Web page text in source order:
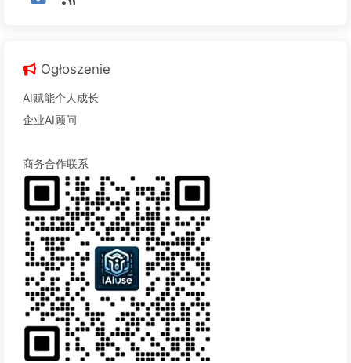
Ogłoszenie
AI赋能个人成长
企业AI顾问
商务合作联系